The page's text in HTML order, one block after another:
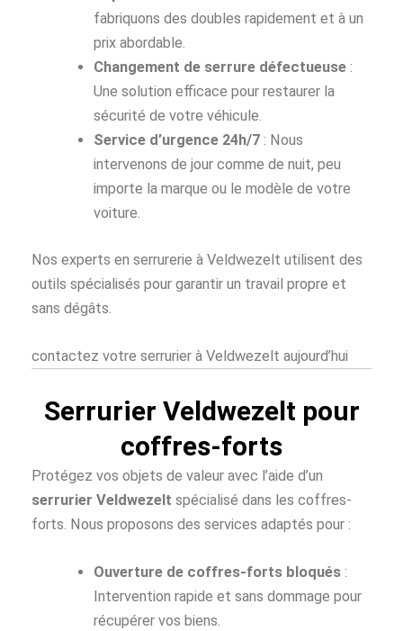
fabriquons des doubles rapidement et à un
prix abordable.
Changement de serrure défectueuse :
Une solution efficace pour restaurer la
sécurité de votre véhicule.
Service d’urgence 24h/7 : Nous
intervenons de jour comme de nuit, peu
importe la marque ou le modèle de votre
voiture.
Nos experts en serrurerie à Veldwezelt utilisent des
outils spécialisés pour garantir un travail propre et
sans dégâts.
contactez votre serrurier à Veldwezelt aujourd’hui
Serrurier Veldwezelt pour
coffres-forts
Protégez vos objets de valeur avec l’aide d’un
serrurier Veldwezelt spécialisé dans les coffres-
forts. Nous proposons des services adaptés pour :
Ouverture de coffres-forts bloqués :
Intervention rapide et sans dommage pour
récupérer vos biens.